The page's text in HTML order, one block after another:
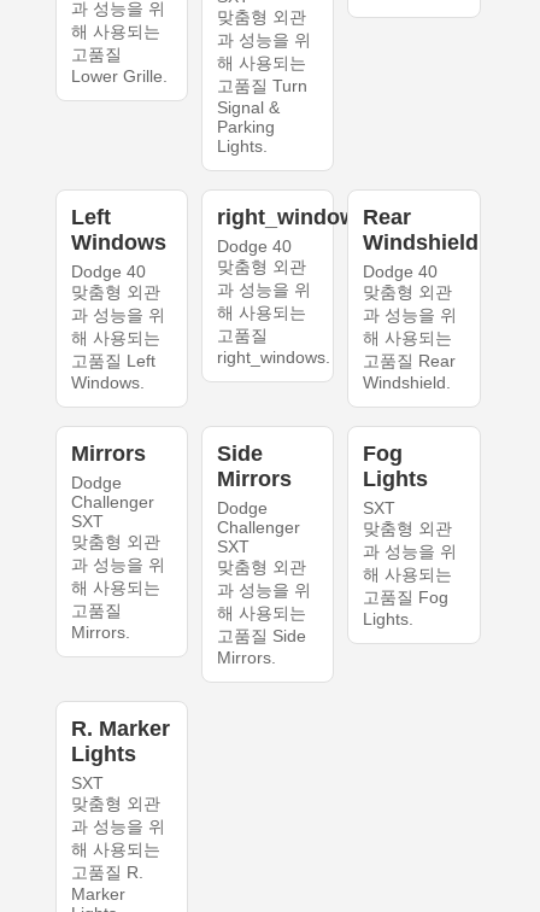
과 성능을 위
해 사용되는
고품질
Lower Grille.
맞춤형 외관
과 성능을 위
해 사용되는
고품질 Turn
Signal &
Parking
Lights.
Left
Windows
Dodge 40
맞춤형 외관
과 성능을 위
해 사용되는
고품질 Left
Windows.
right_windows
Dodge 40
맞춤형 외관
과 성능을 위
해 사용되는
고품질
right_windows.
Rear
Windshield
Dodge 40
맞춤형 외관
과 성능을 위
해 사용되는
고품질 Rear
Windshield.
Mirrors
Dodge
Challenger
SXT
맞춤형 외관
과 성능을 위
해 사용되는
고품질
Mirrors.
Side
Mirrors
Dodge
Challenger
SXT
맞춤형 외관
과 성능을 위
해 사용되는
고품질 Side
Mirrors.
Fog
Lights
SXT
맞춤형 외관
과 성능을 위
해 사용되는
고품질 Fog
Lights.
R. Marker
Lights
SXT
맞춤형 외관
과 성능을 위
해 사용되는
고품질 R.
Marker